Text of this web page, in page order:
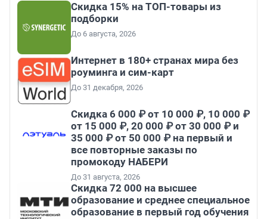
Скидка 15% на ТОП-товары из
подборки
До 6 августа, 2026
Интернет в 180+ странах мира без
роуминга и сим-карт
До 31 декабря, 2026
Скидка 6 000 ₽ от 10 000 ₽, 10 000 ₽
от 15 000 ₽, 20 000 ₽ от 30 000 ₽ и
35 000 ₽ от 50 000 ₽ на первый и
все повторные заказы по
промокоду НАБЕРИ
До 31 августа, 2026
Скидка 72 000 на высшее
образование и среднее специальное
образование в первый год обучения